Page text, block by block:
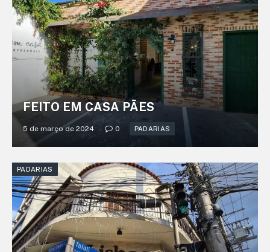
FEITO EM CASA PÃES
5 de março de 2024 0 PADARIAS
PADARIAS